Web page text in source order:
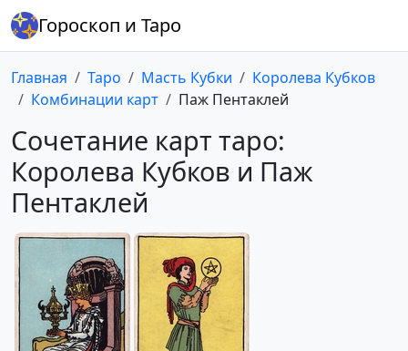
Гороскоп и Таро
Главная Таро Масть Кубки
Королева Кубков
Комбинации карт
Паж Пентаклей
Сочетание карт таро:
Королева Кубков и Паж
Пентаклей